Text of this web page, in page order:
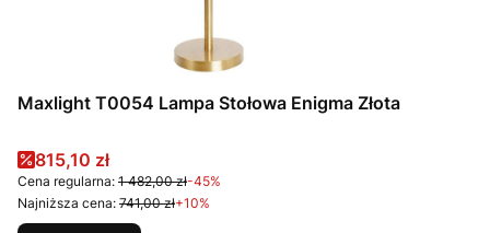
Maxlight T0054 Lampa Stołowa Enigma Złota
Cena promocyjna
815,10 zł
Cena regularna: 1 482,00 zł-45%
Najniższa cena: 741,00 zł+10%